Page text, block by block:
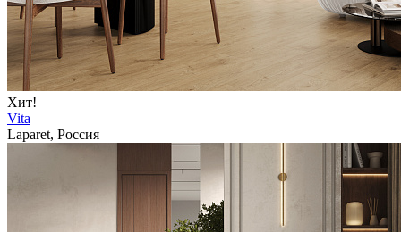
Хит!
Vita
Laparet, Россия